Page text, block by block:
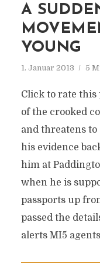
A
YOUNG
1. Januar 2013 5
Click to rate this
of the crooked
and threatens to
his evidence
him at
when he is
passports up
passed the
alerts MI5